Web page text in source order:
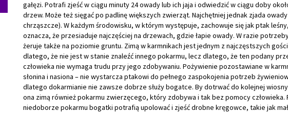
gałęzi. Potrafi zjeść w ciągu minuty 24 owady lub ich jaja i odwiedzić w ciągu doby
drzew. Może też sięgać po padlinę większych zwierząt. Najchętniej jednak zjada owady
chrząszcze). W każdym środowisku, w którym występuje, zachowuje się jak ptak
oznacza, że przesiaduje najczęściej na drzewach, gdzie łapie owady. W razie
żeruje także na poziomie gruntu. Zimą w karmnikach jest jednym z najczęstszych
dlatego, że nie jest w stanie znaleźć innego pokarmu, lecz dlatego, że ten podany
człowieka nie wymaga trudu przy jego zdobywaniu. Pożywienie pozostawiane w
słonina i nasiona – nie wystarcza ptakowi do pełnego zaspokojenia potrzeb
dlatego dokarmianie nie zawsze dobrze służy bogatce. By dotrwać do kolejnej
ona zimą również pokarmu zwierzęcego, który zdobywa i tak bez pomocy człowieka.
niedoborze pokarmu bogatki potrafią upolować i zjeść drobne kręgowce, takie jak